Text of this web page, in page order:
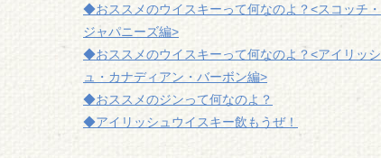
◆おススメのウイスキーって何なのよ？<スコッチ・
ジャパニーズ編>
◆おススメのウイスキーって何なのよ？<アイリッシ
ュ・カナディアン・バーボン編>
◆おススメのジンって何なのよ？
◆アイリッシュウイスキー飲もうぜ！